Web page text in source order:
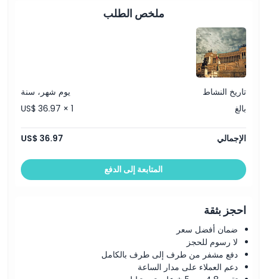
كيفية الوصول إلى هناك
كيفية الاسترداد
سياسة الإلغاء
ملخص الطلب
تاريخ النشاط
يوم شهر، سنة
بالغ
US$ 36.97 × 1
الإجمالي US$ 36.97
المتابعة إلى الدفع
احجز بثقة
ضمان أفضل سعر
لا رسوم للحجز
دفع مشفر من طرف إلى طرف بالكامل
دعم العملاء على مدار الساعة